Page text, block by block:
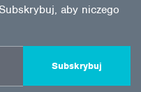
aby niczego
Subskrybuj